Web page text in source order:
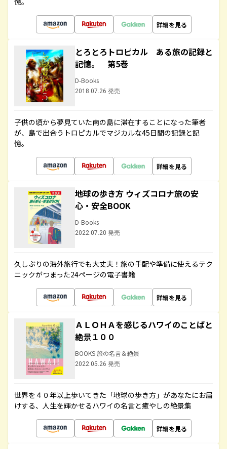
詳細を見る
とろとろトロピカル ある旅の記録と
記憶。 第5巻
D-Books
2018.07.26 発売
子供の頃から夢見ていた南の島に滞在することになった筆者
が、島で出合うトロピカルでマジカルな45日間の記録と記
憶。
詳細を見る
地球の歩き方 ウィズコロナ旅の安
心・安全BOOK
D-Books
2022.07.20 発売
久しぶりの海外旅行でも大丈夫！旅の手配や準備に使えるテク
ニックがつまった24ページの電子書籍
詳細を見る
ＡＬＯＨＡを感じるハワイのことばと
絶景１００
BOOKS 旅の名言＆絶景
2022.05.26 発売
世界を４０年以上歩いてきた「地球の歩き方」があなたにお届
けする、人生を輝かせるハワイの名言と癒やしの絶景集
詳細を見る